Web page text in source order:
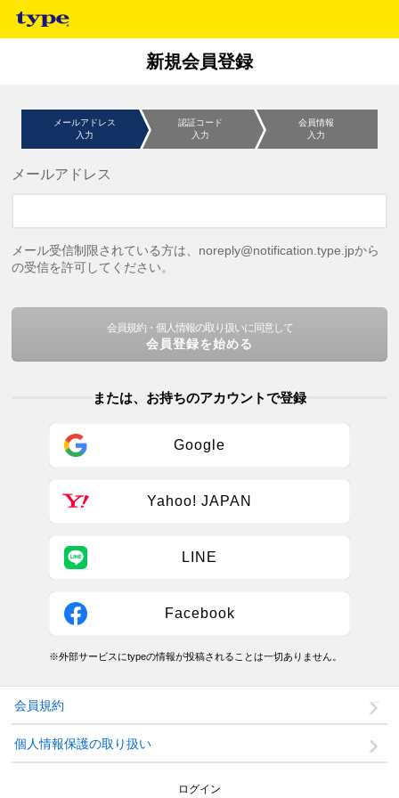
新規会員登録
メールアドレス
入力
認証コード
入力
会員情報
入力
メールアドレス
メール受信制限されている方は、noreply@notification.type.jpから
の受信を許可してください。
会員規約・個人情報の取り扱いに同意して
会員登録を始める
または、お持ちのアカウントで登録
Google
Yahoo! JAPAN
LINE
Facebook
※外部サービスにtypeの情報が投稿されることは一切ありません。
会員規約
個人情報保護の取り扱い
ログイン